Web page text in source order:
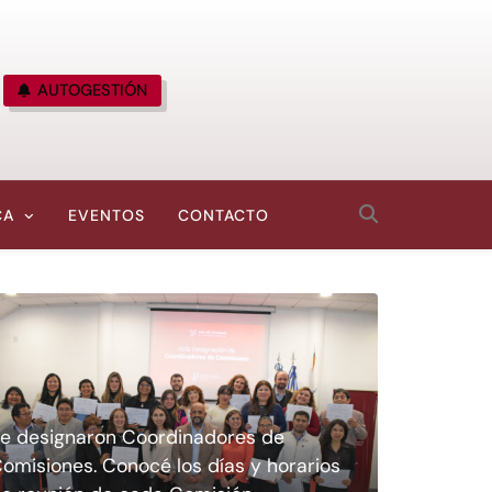
AUTOGESTIÓN
EVENTOS CONTACTO
designaron Coordinadores de
Conocé los días y horarios